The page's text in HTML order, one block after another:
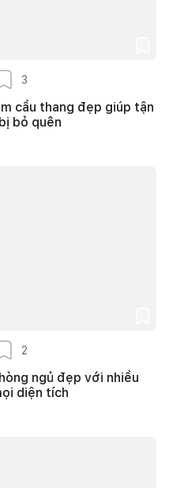
3
cầu thang đẹp giúp tận
bỏ quên
2
ngủ đẹp với nhiều
diện tích